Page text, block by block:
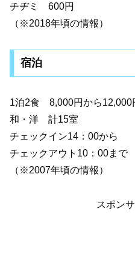
チヂミ 600円
（※2018年頃の情報）
宿泊
1泊2食 8,000円から12,000
和・洋 計15室
チェックイン14：00から
チェックアウト10：00まで
（※2007年頃の情報）
スポン